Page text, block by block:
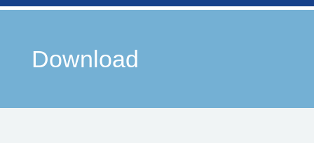
Download